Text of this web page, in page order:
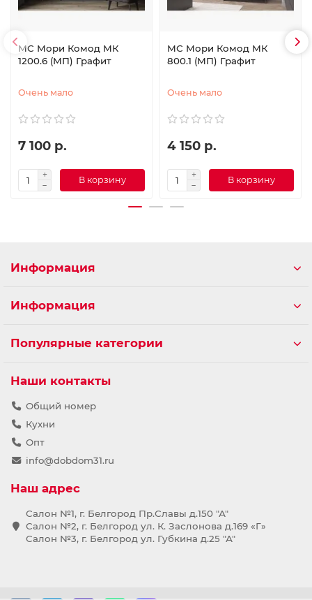
МС Мори Комод МК
1200.6 (МП) Графит
Очень мало
7 100 р.
В корзину
МС Мори Комод МК
800.1 (МП) Графит
Очень мало
4 150 р.
В корзину
Информация
Информация
Популярные категории
Наши контакты
Общий номер
Кухни
Опт
info@dobdom31.ru
Наш адрес
Салон №1, г. Белгород Пр.Славы д.150 "А"
Салон №2, г. Белгород ул. К. Заслонова д.169 «Г»
Салон №3, г. Белгород ул. Губкина д.25 "А"